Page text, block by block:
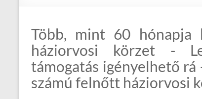
Több, mint 60 hónapja
háziorvosi körzet -
támogatás igényelhető rá
számú felnőtt háziorvosi